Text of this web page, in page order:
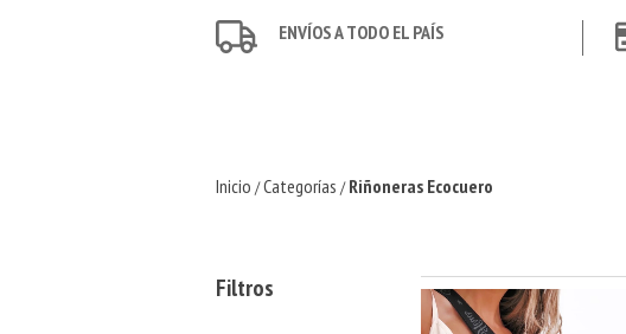
ENVÍOS A TODO EL PAÍS
Inicio /Categorías / Riñoneras Ecocuero
Filtros